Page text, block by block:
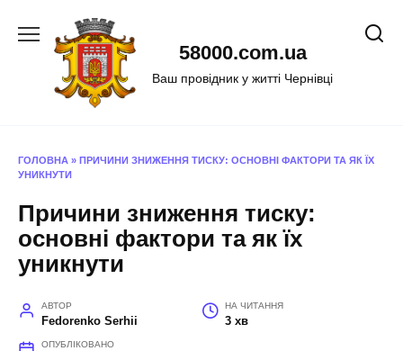
58000.com.ua
Ваш провідник у житті Чернівці
ГОЛОВНА » ПРИЧИНИ ЗНИЖЕННЯ ТИСКУ: ОСНОВНІ ФАКТОРИ ТА ЯК ЇХ
УНИКНУТИ
Причини зниження тиску:
основні фактори та як їх
уникнути
АВТОР
Fedorenko Serhii
НА ЧИТАННЯ
3 хв
ОПУБЛІКОВАНО